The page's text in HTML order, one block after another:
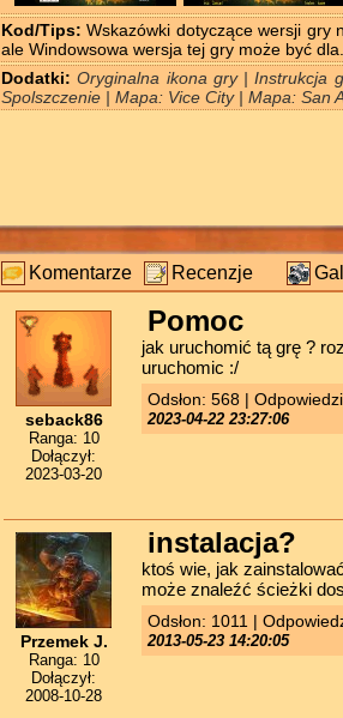
Kod/Tips: Wskazówki dotyczące wersji gry
ale Windowsowa wersja tej gry może być
Dodatki: Oryginalna ikona gry | Instrukcja
Spolszczenie | Mapa: Vice City | Mapa: San
Komentarze
Recenzje
seback86
Ranga: 10
Dołączył:
2023-03-20
Pomoc
jak uruchomić tą grę ?
uruchomic :/
Odsłon: 568 |
2023-04-22 23:27:06
Przemek J.
Ranga: 10
Dołączył:
2008-10-28
instalacja?
ktoś wie, jak
może znaleźć ścieżki
Odsłon: 1011 |
2013-05-23 14:20:05